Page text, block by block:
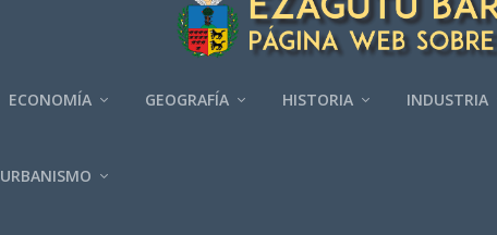
ECONOMÍA GEOGRAFÍ­A HISTORIA INDUSTRIA
URBANISMO